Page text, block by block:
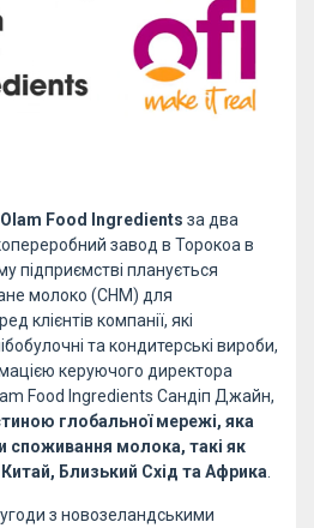
Olam Food Ingredients за два
завод в Торокоа в
підприємстві планується
молоко (СНМ) для
клієнтів компанії, які
та кондитерські вироби,
керуючого директора
Food Ingredients Сандіп Джайн,
глобальної мережі, яка
споживання молока, такі як
Близький Схід та Африка
з новозеландськими